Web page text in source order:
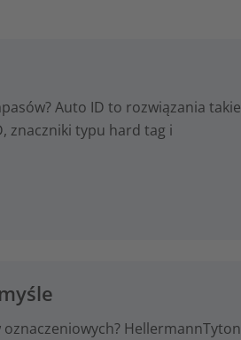
Auto ID to rozwiązania takie
znaczniki typu hard tag i
HellermannTyton